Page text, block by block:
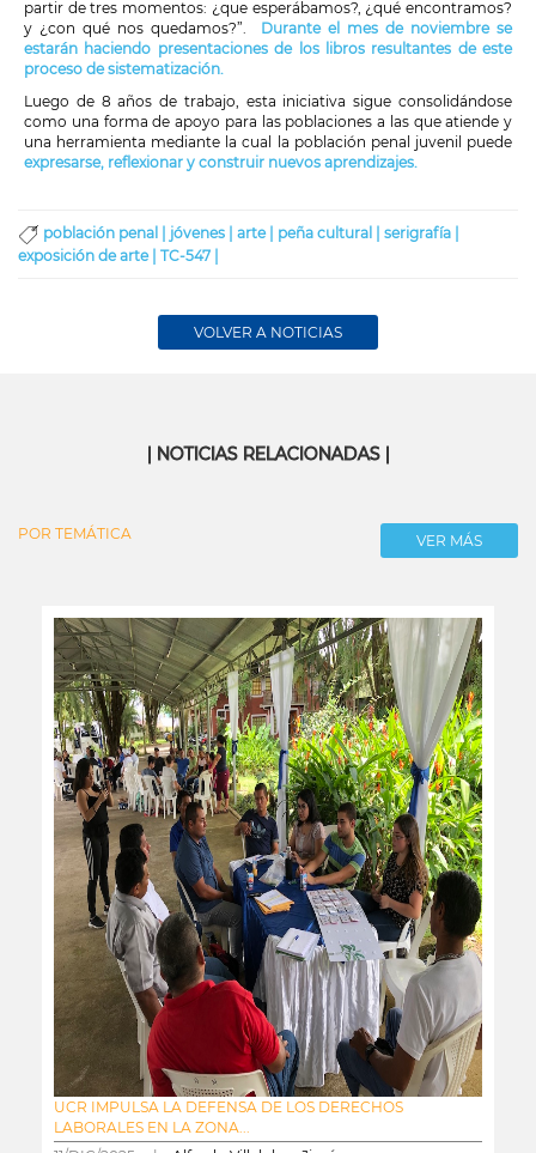
partir de tres momentos: ¿que esperábamos?, ¿qué encontramos?
y ¿con qué nos quedamos?”. Durante el mes de noviembre se
estarán haciendo presentaciones de los libros resultantes de este
proceso de sistematización.
Luego de 8 años de trabajo, esta iniciativa sigue consolidándose
como una forma de apoyo para las poblaciones a las que atiende y
una herramienta mediante la cual la población penal juvenil puede
expresarse, reflexionar y construir nuevos aprendizajes.
población penal | jóvenes | arte | peña cultural | serigrafía |
exposición de arte | TC-547 |
VOLVER A NOTICIAS
| NOTICIAS RELACIONADAS |
POR TEMÁTICA VER MÁS
UCR IMPULSA LA DEFENSA DE LOS DERECHOS
LABORALES EN LA ZONA...